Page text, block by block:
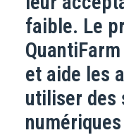
faible. Le
et aide les
utiliser des